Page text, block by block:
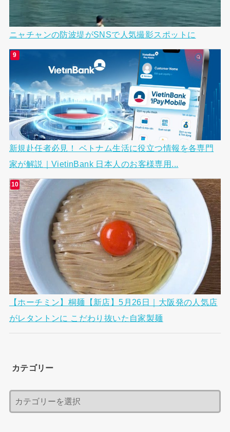
ニャチャンの防波堤がSNSで人気撮影スポットに
新規赴任者必見！ ベトナム生活に役立つ情報を各専門
家が解説｜VietinBank 日本人のお客様専用...
【ホーチミン】桐麺【新店】5月26日｜大阪発の人気店
がレタントンに こだわり抜いた自家製麺
カテゴリー